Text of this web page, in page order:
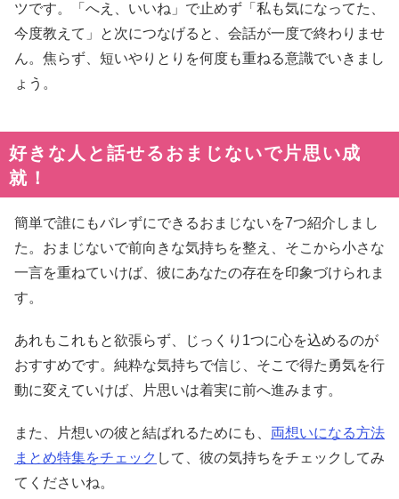
ツです。「へえ、いいね」で止めず「私も気になってた、
今度教えて」と次につなげると、会話が一度で終わりませ
ん。焦らず、短いやりとりを何度も重ねる意識でいきまし
ょう。
好きな人と話せるおまじないで片思い成
就！
簡単で誰にもバレずにできるおまじないを7つ紹介しまし
た。おまじないで前向きな気持ちを整え、そこから小さな
一言を重ねていけば、彼にあなたの存在を印象づけられま
す。
あれもこれもと欲張らず、じっくり1つに心を込めるのが
おすすめです。純粋な気持ちで信じ、そこで得た勇気を行
動に変えていけば、片思いは着実に前へ進みます。
また、片想いの彼と結ばれるためにも、 両想いになる方法
まとめ特集をチェック して、彼の気持ちをチェックしてみ
てくださいね。